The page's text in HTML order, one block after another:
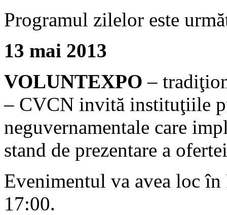
Programul zilelor este
13 mai 2013
VOLUNTEXPO –
– CVCN invită instituţiile
neguvernamentale care
stand de prezentare a
Evenimentul va avea loc
17:00.